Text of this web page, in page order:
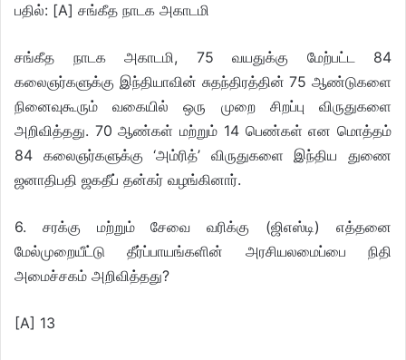
பதில்: [A] சங்கீத நாடக அகாடமி
சங்கீத நாடக அகாடமி, 75 வயதுக்கு மேற்பட்ட 84
கலைஞர்களுக்கு இந்தியாவின் சுதந்திரத்தின் 75 ஆண்டுகளை
நினைவுகூரும் வகையில் ஒரு முறை சிறப்பு விருதுகளை
அறிவித்தது. 70 ஆண்கள் மற்றும் 14 பெண்கள் என மொத்தம்
84 கலைஞர்களுக்கு ‘அம்ரித்’ விருதுகளை இந்திய துணை
ஜனாதிபதி ஜகதீப் தன்கர் வழங்கினார்.
6. சரக்கு மற்றும் சேவை வரிக்கு (ஜிஎஸ்டி) எத்தனை
மேல்முறையீட்டு தீர்ப்பாயங்களின் அரசியலமைப்பை நிதி
அமைச்சகம் அறிவித்தது?
[A] 13